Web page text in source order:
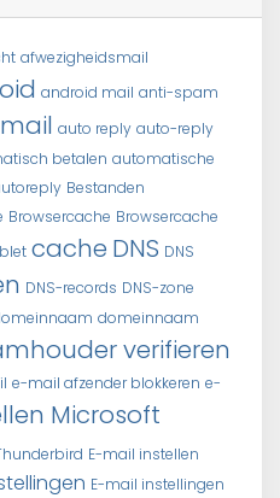
afwezigheidsmail
android mail anti-spam
auto reply auto-reply
betalen automatische
Bestanden
Browsercache Browsercache
cache DNS DNS
DNS-records DNS-zone
domeinnaam
verifieren
e-mail afzender blokkeren e-
Microsoft
E-mail instellen
E-mail instellingen